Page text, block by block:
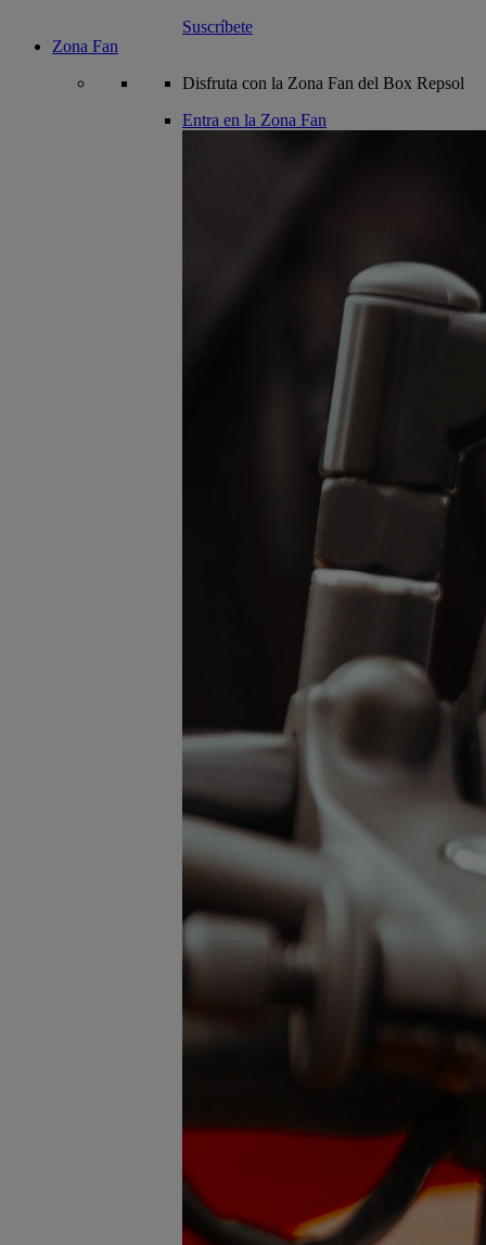
Suscríbete
Zona Fan
Disfruta con la Zona Fan del Box Repsol
Entra en la Zona Fan